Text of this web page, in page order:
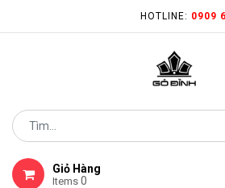
HOTLINE: 0909
Giỏ Hàng
Items 0